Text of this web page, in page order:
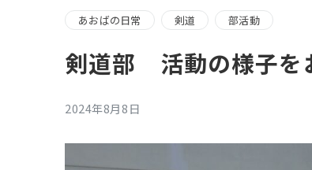
あおばの日常 剣道 部活動
剣道部 活動の様子を
2024年8月8日